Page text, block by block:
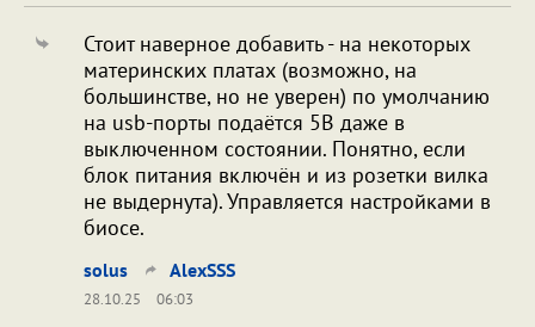
Стоит наверное добавить - на некоторых
материнских платах (возможно, на
большинстве, но не уверен) по умолчанию
на usb-порты подаётся 5В даже в
выключенном состоянии. Понятно, если
блок питания включён и из розетки вилка
не выдернута). Управляется настройками в
биосе.
solus AlexSSS
28.10.25
06:03